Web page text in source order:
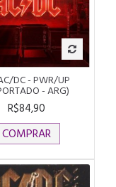
DC - PWR/UP
- ARG)
R$84,90
COMPRAR